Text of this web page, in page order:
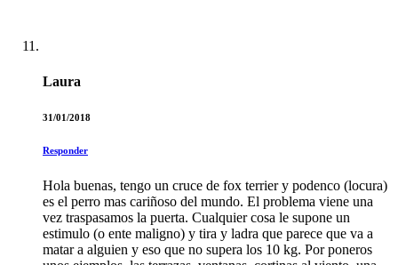
Laura
31/01/2018
Responder
Hola buenas, tengo un cruce de fox terrier y podenco (locura)
es el perro mas cariñoso del mundo. El problema viene una
vez traspasamos la puerta. Cualquier cosa le supone un
estimulo (o ente maligno) y tira y ladra que parece que va a
matar a alguien y eso que no supera los 10 kg. Por poneros